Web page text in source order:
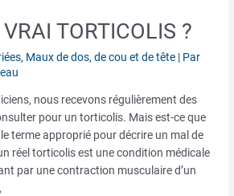
VRAI TORTICOLIS ?
, Maux de dos, de cou et de tête | Par
nous recevons régulièrement des
pour un torticolis. Mais est-ce que
terme approprié pour décrire un mal de
réel torticolis est une condition médicale
par une contraction musculaire d’un